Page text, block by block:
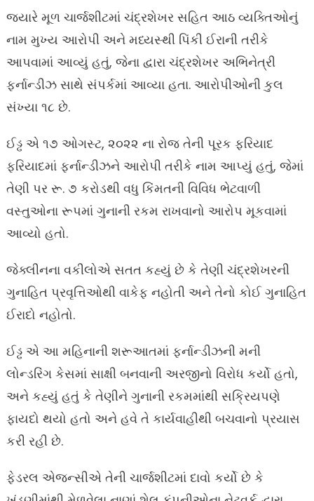
જ્યારે મૂળ ચાર્જશીટમાં ચંદ્રશેખર સહિત આઠ વ્યક્તિઓનું
નામ મુખ્ય આરોપી અને મધ્યસ્થી પિંકી ઈરાની તરીકે
આપવામાં આવ્યું હતું, જેના દ્વારા ચંદ્રશેખર અભિનેત્રી
ફર્નાન્ડીઝ સાથે સંપર્કમાં આવ્યા હતા. આરોપીઓની કુલ
સંખ્યા ૧૮ છે.
ઈડ્ઢ એ ૧૭ ઓગસ્ટ, ૨૦૨૨ ના રોજ તેની પૂરક ફરિયાદ
ફરિયાદમાં ફર્નાન્ડીઝને આરોપી તરીકે નામ આપ્યું હતું, જેમાં
તેણી પર રૂ. ૭ કરોડથી વધુ કિંમતની વિવિધ ભેટવાળી
વસ્તુઓના રૂપમાં ગુનાની રકમ રાખવાનો આરોપ મૂકવામાં
આવ્યો હતો.
જેક્લીનના વકીલોએ સતત કહ્યું છે કે તેણી ચંદ્રશેખરની
ગુનાહિત પ્રવૃત્તિઓથી વાકેફ નહોતી અને તેનો કોઈ ગુનાહિત
ઈરાદો નહોતો.
ઈડ્ઢ એ આ મહિનાની શરૂઆતમાં ફર્નાન્ડીઝની મની
લોન્ડરિંગ કેસમાં સાક્ષી બનવાની અરજીનો વિરોધ કર્યો હતો,
અને કહ્યું હતું કે તેણીને ગુનાની રકમમાંથી સક્રિયપણે
ફાયદો થયો હતો અને હવે તે કાર્યવાહીથી બચવાનો પ્રયાસ
કરી રહી છે.
ફેડરલ એજન્સીએ તેની ચાર્જશીટમાં દાવો કર્યો છે કે